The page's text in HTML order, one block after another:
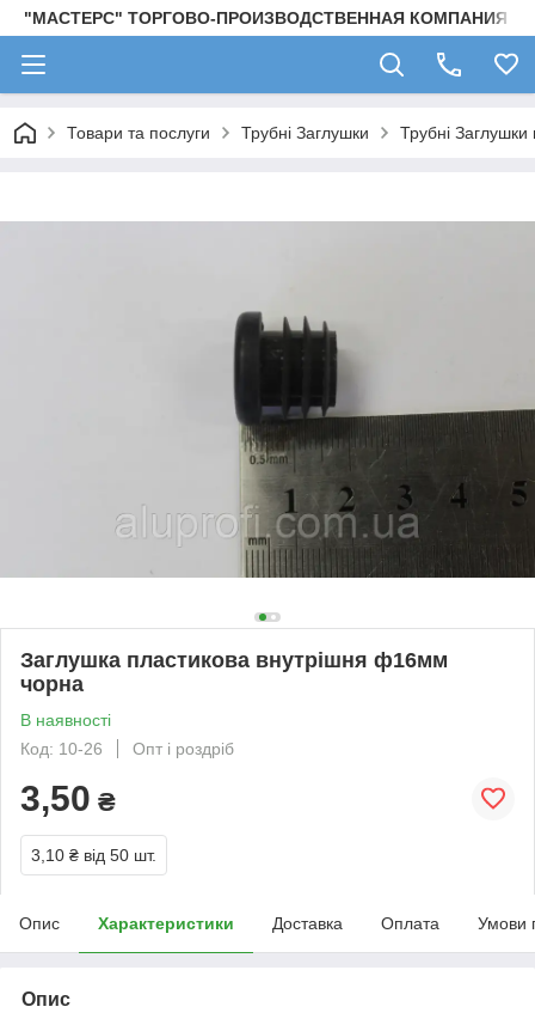
"МАСТЕРС" ТОРГОВО-ПРОИЗВОДСТВЕННАЯ КОМПАНИЯ
Товари та послуги Трубні Заглушки Трубні Заглушки
Заглушка пластикова внутрішня ф16мм
чорна
В наявності
Код: 10-26
Опт і роздріб
3,50 ₴
3,10 ₴ від 50 шт.
Опис Характеристики Доставка Оплата Умови
Опис